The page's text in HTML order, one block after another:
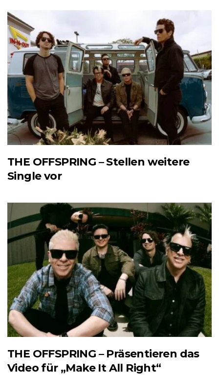
THE OFFSPRING – Stellen weitere
Single vor
THE OFFSPRING – Präsentieren das
Video für „Make It All Right“